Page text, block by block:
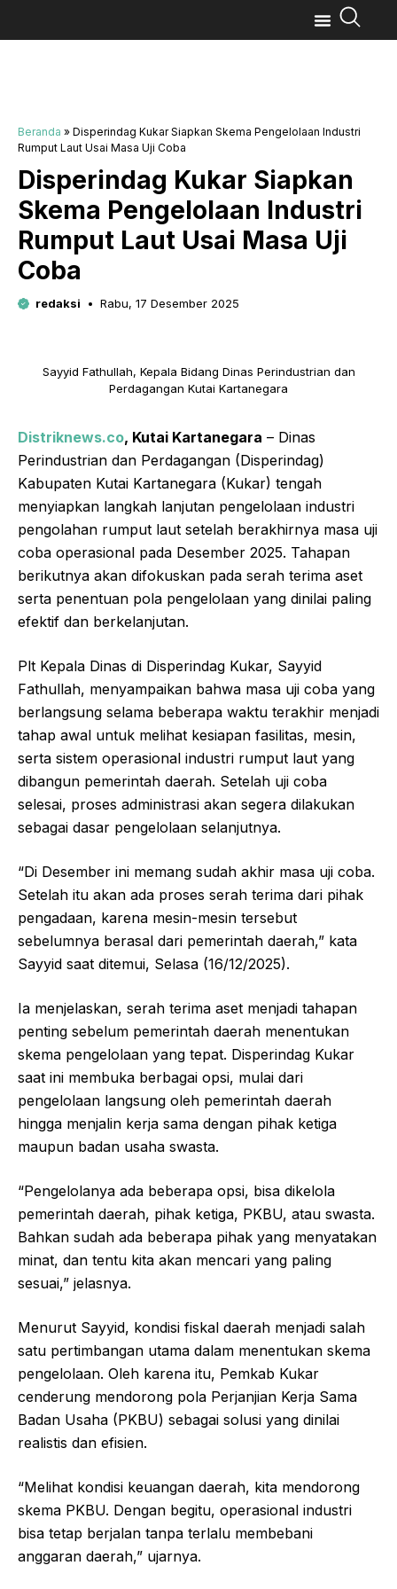
Beranda » Disperindag Kukar Siapkan Skema Pengelolaan Industri
Rumput Laut Usai Masa Uji Coba
Disperindag Kukar Siapkan
Skema Pengelolaan Industri
Rumput Laut Usai Masa Uji
Coba
redaksi Rabu, 17 Desember 2025
Sayyid Fathullah, Kepala Bidang Dinas Perindustrian dan
Perdagangan Kutai Kartanegara
Distriknews.co, Kutai Kartanegara – Dinas
Perindustrian dan Perdagangan (Disperindag)
Kabupaten Kutai Kartanegara (Kukar) tengah
menyiapkan langkah lanjutan pengelolaan industri
pengolahan rumput laut setelah berakhirnya masa uji
coba operasional pada Desember 2025. Tahapan
berikutnya akan difokuskan pada serah terima aset
serta penentuan pola pengelolaan yang dinilai paling
efektif dan berkelanjutan.
Plt Kepala Dinas di Disperindag Kukar, Sayyid
Fathullah, menyampaikan bahwa masa uji coba yang
berlangsung selama beberapa waktu terakhir menjadi
tahap awal untuk melihat kesiapan fasilitas, mesin,
serta sistem operasional industri rumput laut yang
dibangun pemerintah daerah. Setelah uji coba
selesai, proses administrasi akan segera dilakukan
sebagai dasar pengelolaan selanjutnya.
“Di Desember ini memang sudah akhir masa uji coba.
Setelah itu akan ada proses serah terima dari pihak
pengadaan, karena mesin-mesin tersebut
sebelumnya berasal dari pemerintah daerah,” kata
Sayyid saat ditemui, Selasa (16/12/2025).
Ia menjelaskan, serah terima aset menjadi tahapan
penting sebelum pemerintah daerah menentukan
skema pengelolaan yang tepat. Disperindag Kukar
saat ini membuka berbagai opsi, mulai dari
pengelolaan langsung oleh pemerintah daerah
hingga menjalin kerja sama dengan pihak ketiga
maupun badan usaha swasta.
“Pengelolanya ada beberapa opsi, bisa dikelola
pemerintah daerah, pihak ketiga, PKBU, atau swasta.
Bahkan sudah ada beberapa pihak yang menyatakan
minat, dan tentu kita akan mencari yang paling
sesuai,” jelasnya.
Menurut Sayyid, kondisi fiskal daerah menjadi salah
satu pertimbangan utama dalam menentukan skema
pengelolaan. Oleh karena itu, Pemkab Kukar
cenderung mendorong pola Perjanjian Kerja Sama
Badan Usaha (PKBU) sebagai solusi yang dinilai
realistis dan efisien.
“Melihat kondisi keuangan daerah, kita mendorong
skema PKBU. Dengan begitu, operasional industri
bisa tetap berjalan tanpa terlalu membebani
anggaran daerah,” ujarnya.